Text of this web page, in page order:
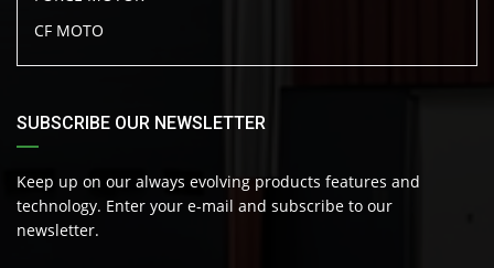
CF MOTO
SUBSCRIBE OUR NEWSLETTER
Keep up on our always evolving products features and
technology. Enter your e-mail and subscribe to our
newsletter.